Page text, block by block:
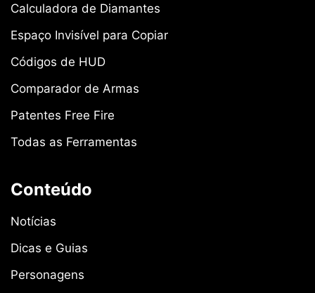
Calculadora de Diamantes
Espaço Invisível para Copiar
Códigos de HUD
Comparador de Armas
Patentes Free Fire
Todas as Ferramentas
Conteúdo
Notícias
Dicas e Guias
Personagens